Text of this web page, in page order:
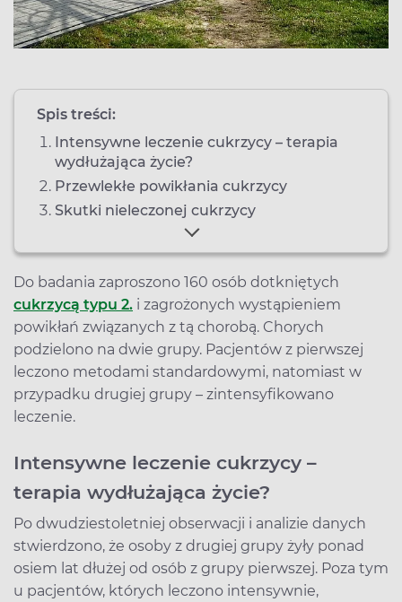
Spis treści:
Intensywne leczenie cukrzycy – terapia
wydłużająca życie?
Przewlekłe powikłania cukrzycy
Skutki nieleczonej cukrzycy
Do badania zaproszono 160 osób dotkniętych
cukrzycą typu 2. i zagrożonych wystąpieniem
powikłań związanych z tą chorobą. Chorych
podzielono na dwie grupy. Pacjentów z pierwszej
leczono metodami standardowymi, natomiast w
przypadku drugiej grupy – zintensyfikowano
leczenie.
Intensywne leczenie cukrzycy –
terapia wydłużająca życie?
Po dwudziestoletniej obserwacji i analizie danych
stwierdzono, że osoby z drugiej grupy żyły ponad
osiem lat dłużej od osób z grupy pierwszej. Poza tym
u pacjentów, których leczono intensywnie,